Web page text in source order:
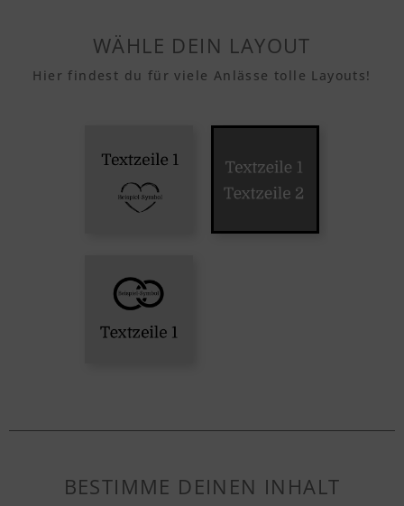
WÄHLE DEIN LAYOUT
Hier findest du für viele Anlässe tolle Layouts!
BESTIMME DEINEN INHALT